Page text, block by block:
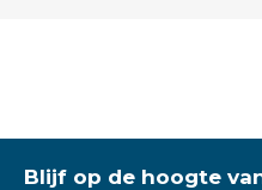
Blijf op de hoogte